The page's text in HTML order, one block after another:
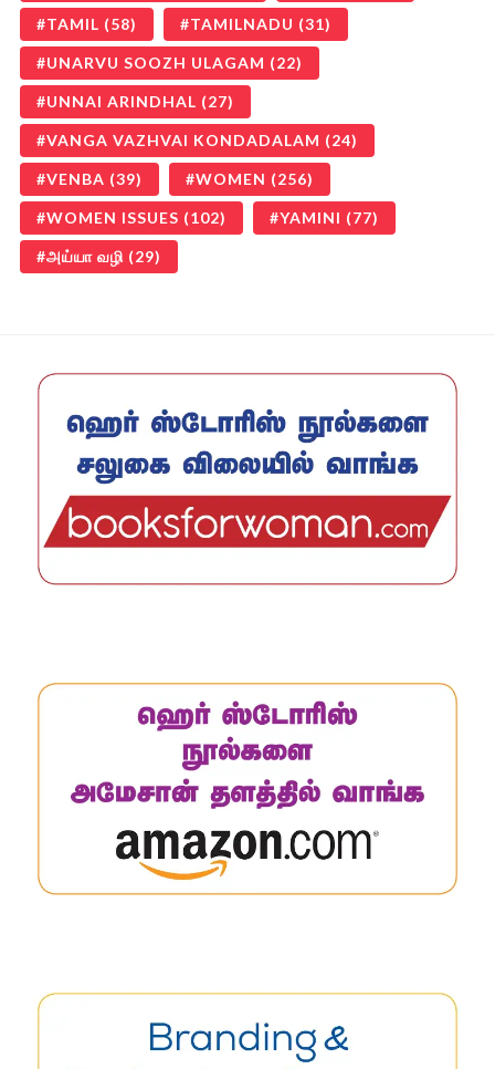
TAMIL (58) TAMILNADU (31)
UNARVU SOOZH ULAGAM (22)
UNNAI ARINDHAL (27)
VANGA VAZHVAI KONDADALAM (24)
VENBA (39) WOMEN (256)
WOMEN ISSUES (102) YAMINI (77)
அய்யா வழி (29)